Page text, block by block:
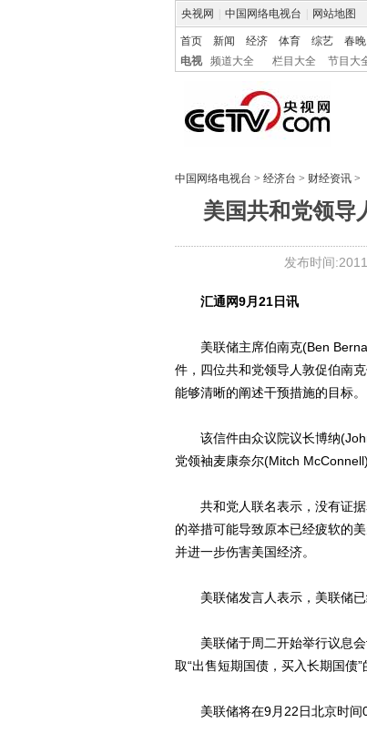
央视网 中国网络电视台 网站地图
首页 新闻 经济 体育 综艺 春晚
电视
频道大全 栏目大全 节目大
中国网络电视台 > 经济台 > 财经资讯 >
美国共和党领导
发布时间
汇通网9月21日讯
美联储主席伯南克(Ben
件，四位共和党领导人敦促伯南
能够清晰的阐述干预措施的目标。
该信件由众议院议长博纳
党领袖麦康奈尔(Mitch
共和党人联名表示，没有证据
的举措可能导致原本已经疲软的
并进一步伤害美国经济。
美联储发言人表示，美联储已
美联储于周二开始举行议息会
取“出售短期国债，买入长期国债
美联储将在9月22日北京时间